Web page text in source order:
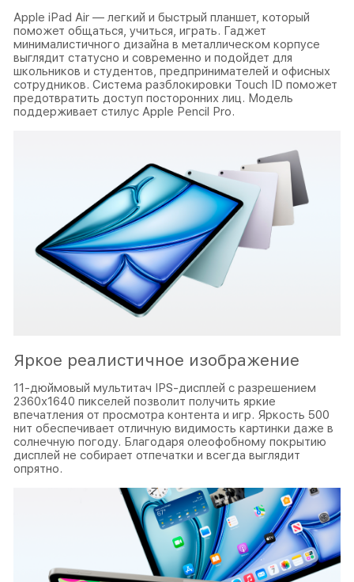
Apple iPad Air — легкий и быстрый планшет, который
поможет общаться, учиться, играть. Гаджет
минималистичного дизайна в металлическом корпусе
выглядит статусно и современно и подойдет для
школьников и студентов, предпринимателей и офисных
сотрудников. Система разблокировки Touch ID поможет
предотвратить доступ посторонних лиц. Модель
поддерживает стилус Apple Pencil Pro.
Яркое реалистичное изображение
11-дюймовый мультитач IPS-дисплей с разрешением
2360х1640 пикселей позволит получить яркие
впечатления от просмотра контента и игр. Яркость 500
нит обеспечивает отличную видимость картинки даже в
солнечную погоду. Благодаря олеофобному покрытию
дисплей не собирает отпечатки и всегда выглядит
опрятно.